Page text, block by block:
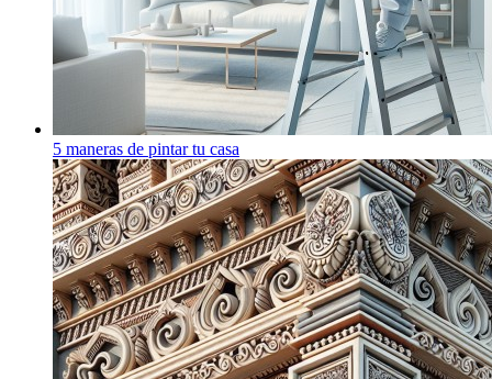
5 maneras de pintar tu casa